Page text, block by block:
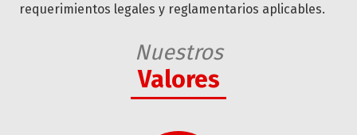
requerimientos legales y reglamentarios aplicables.
Nuestros
Valores